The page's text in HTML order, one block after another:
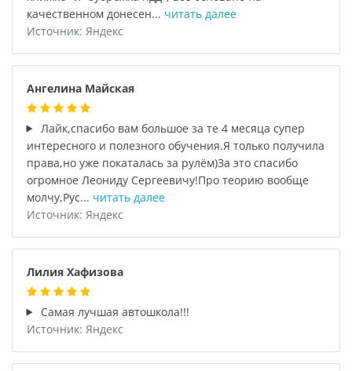
качественном донесен... читать далее
Источник: Яндекс
Ангелина Майская
Лайк,спасибо вам большое за те 4 месяца супер
интересного и полезного обучения.Я только получила
права,но уже покаталась за рулём)За это спасибо
огромное Леониду Сергеевичу!Про теорию вообще
молчу,Рус... читать далее
Источник: Яндекс
Лилия Хафизова
Самая лучшая автошкола!!!
Источник: Яндекс